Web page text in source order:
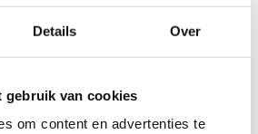
Details Over
gebruik van cookies
om content en advertenties te
draait alles omavontuur en
tag of boogschieten, het kan
vergeet ook zeker ons